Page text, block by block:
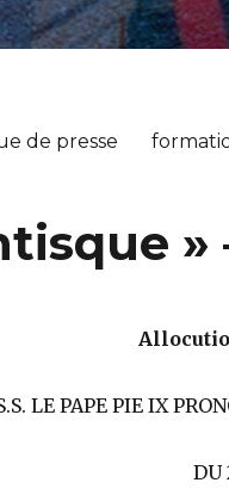
de presse
»
LE PAPE PIE IX
DU